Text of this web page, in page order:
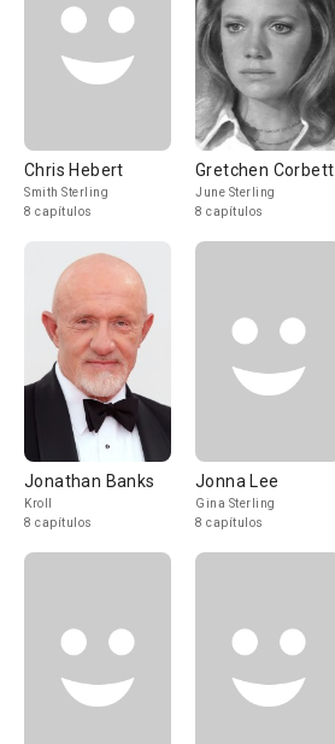
Chris Hebert
Smith Sterling
8 capítulos
Gretchen Corbett
June Sterling
8 capítulos
Jonathan Banks
Kroll
8 capítulos
Jonna Lee
Gina Sterling
8 capítulos